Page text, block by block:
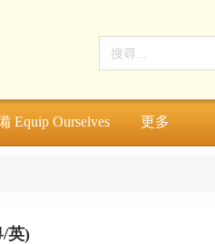
Equip Ourselves 更多
/英)